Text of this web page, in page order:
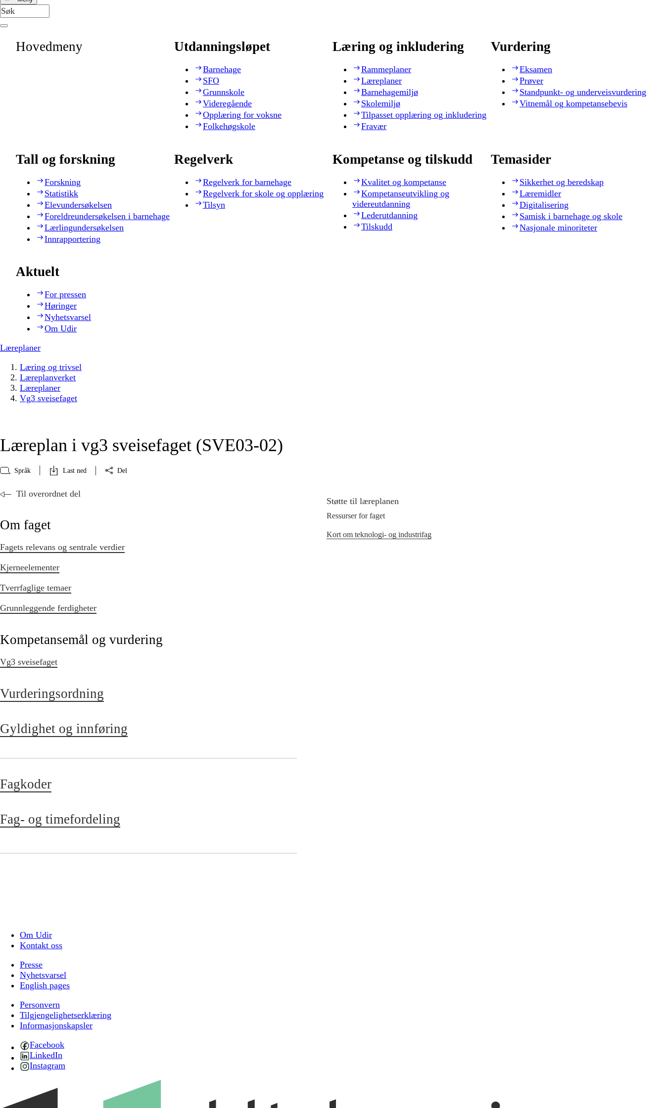
Hovedmeny Utdanningsløpet
Barnehage
SFO
Grunnskole
Videregående
Opplæring for voksne
Folkehøgskole
Læring og inkludering
Rammeplaner
Læreplaner
Barnehagemiljø
Skolemiljø
Tilpasset opplæring og inkludering
Fravær
Vurdering
Eksamen
Prøver
Standpunkt- og underveisvurdering
Vitnemål og kompetansebevis
Tall og forskning
Forskning
Statistikk
Elevundersøkelsen
Foreldreundersøkelsen i barnehage
Lærlingundersøkelsen
Innrapportering
Regelverk
Regelverk for barnehage
Regelverk for skole og opplæring
Tilsyn
Kompetanse og tilskudd
Kvalitet og kompetanse
Kompetanseutvikling og
videreutdanning
Lederutdanning
Tilskudd
Temasider
Sikkerhet og beredskap
Læremidler
Digitalisering
Samisk i barnehage og skole
Nasjonale minoriteter
Aktuelt
For pressen
Høringer
Nyhetsvarsel
Om Udir
Læreplaner
Læring og trivsel
Læreplanverket
Læreplaner
Vg3 sveisefaget
Læreplan i vg3 sveisefaget (SVE03‑02)
Språk Last ned Del
Til overordnet del
Om faget
Fagets relevans og sentrale verdier
Kjerneelementer
Tverrfaglige temaer
Grunnleggende ferdigheter
Kompetansemål og vurdering
Vg3 sveisefaget
Vurderingsordning
Gyldighet og innføring
Fagkoder
Fag- og timefordeling
Støtte til læreplanen
Ressurser for faget
Kort om teknologi- og industrifag
Om Udir
Kontakt oss
Presse
Nyhetsvarsel
English pages
Personvern
Tilgjengelighetserklæring
Informasjonskapsler
Facebook
LinkedIn
Instagram